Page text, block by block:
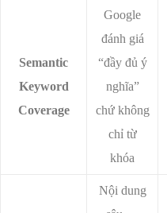
Semantic
Keyword
Coverage
Google
đánh giá
“đầy đủ ý
nghĩa”
chứ không
chỉ từ
khóa
Nội dung